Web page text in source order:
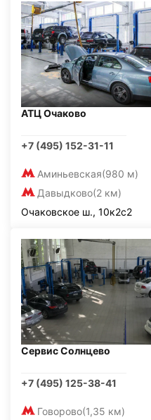
АТЦ Очаково
+7 (495) 152-31-11
Аминьевская(980 м)
Давыдково(2 км)
Очаковское ш., 10к2с2
Сервис Солнцево
+7 (495) 125-38-41
Говорово(1,35 км)